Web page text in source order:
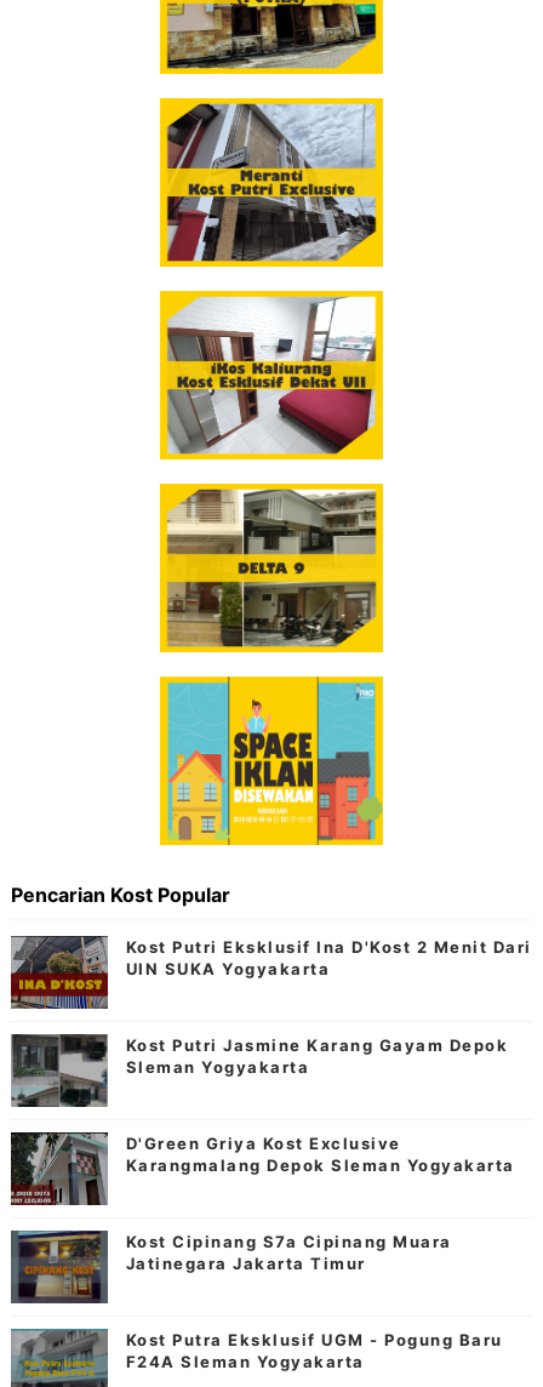
Pencarian Kost Popular
Kost Putri Eksklusif Ina D'Kost 2 Menit Dari
UIN SUKA Yogyakarta
Kost Putri Jasmine Karang Gayam Depok
Sleman Yogyakarta
D'Green Griya Kost Exclusive
Karangmalang Depok Sleman Yogyakarta
Kost Cipinang S7a Cipinang Muara
Jatinegara Jakarta Timur
Kost Putra Eksklusif UGM - Pogung Baru
F24A Sleman Yogyakarta